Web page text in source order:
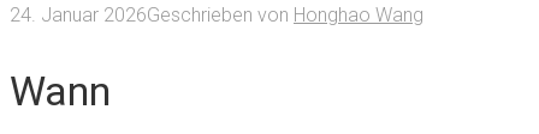
24. Januar 2026Geschrieben von Honghao Wang
Wann